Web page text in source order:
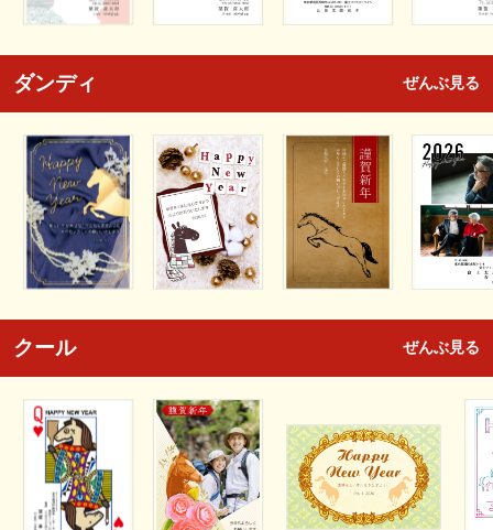
ダンディ ぜんぶ見る
クール ぜんぶ見る